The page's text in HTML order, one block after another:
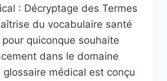
: Décryptage des Termes
du vocabulaire santé
quiconque souhaite
dans le domaine
médical est conçu